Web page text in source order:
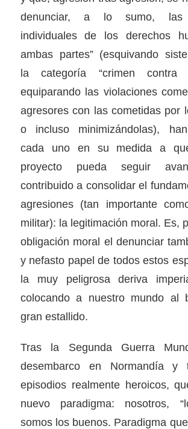
denunciar, a lo sumo, las
individuales de los derechos
ambas partes” (esquivando
la categoría “crimen
equiparando las violaciones
agresores con las cometidas por
o incluso minimizándolas),
cada uno en su medida a
proyecto pueda seguir
contribuido a consolidar el
agresiones (tan importante
militar): la legitimación moral. Es,
obligación moral el denunciar
y nefasto papel de todos estos
la muy peligrosa deriva
colocando a nuestro mundo al
gran estallido.
Tras la Segunda Guerra
desembarco en Normandía y
episodios realmente heroicos,
nuevo paradigma: nosotros,
somos los buenos. Paradigma